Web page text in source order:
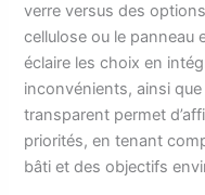
verre versus des
cellulose ou le panneau
éclaire les choix en
inconvénients, ainsi
transparent permet
priorités, en tenant
bâti et des objectifs